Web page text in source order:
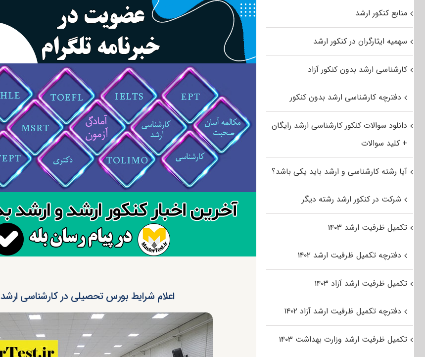
اعلام شرایط بورس تحصیلی در کارشناسی ارشد ۹۹
منابع کنکور ارشد
سهمیه ایثارگران در کنکور ارشد
کارشناسی ارشد بدون کنکور آزاد
دفترچه کارشناسی ارشد بدون کنکور
دانلود سوالات کنکور کارشناسی ارشد رایگان
+ کلید سوالات
آیا رشته کارشناسی و ارشد باید یکی باشد؟
شرکت در کنکور ارشد رشته دیگر
تکمیل ظرفیت ارشد ۱۴۰۳
دفترچه تکمیل ظرفیت ارشد ۱۴۰۲
تکمیل ظرفیت ارشد آزاد ۱۴۰۳
دفترچه تکمیل ظرفیت ارشد آزاد ۱۴۰۲
تکمیل ظرفیت ارشد وزارت بهداشت ۱۴۰۳